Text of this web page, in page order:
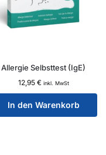
Allergie Selbsttest (IgE)
12,95 € inkl. MwSt
In den Warenkorb